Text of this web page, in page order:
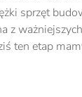
sprzęt
z
ten etap